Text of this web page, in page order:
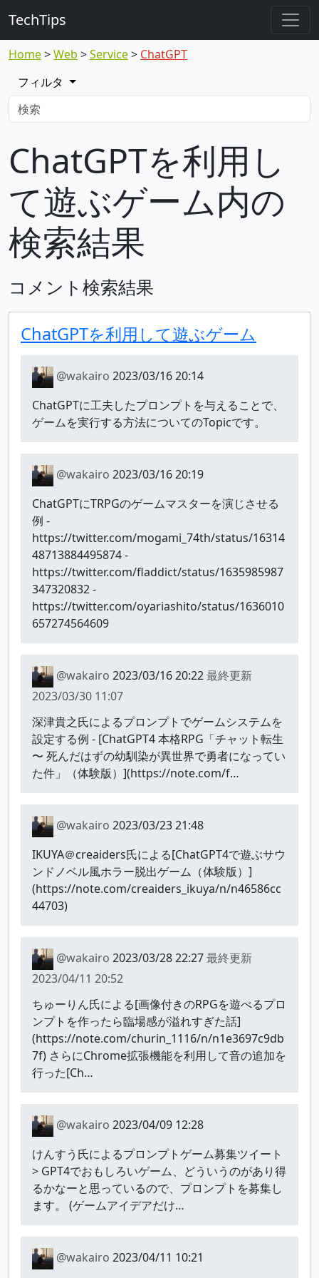
TechTips
Home Web Service
ChatGPT
フィルタ
ChatGPTを利用し
て遊ぶゲーム内の
検索結果
コメント検索結果
ChatGPTを利用して遊ぶゲーム
@wakairo 2023/03/16 20:14
ChatGPTに工夫したプロンプトを与えることで、
ゲームを実行する方法についてのTopicです。
@wakairo 2023/03/16 20:19
ChatGPTにTRPGのゲームマスターを演じさせる
例 -
https://twitter.com/mogami_74th/status/16314
48713884495874 -
https://twitter.com/fladdict/status/1635985987
347320832 -
https://twitter.com/oyariashito/status/1636010
657274564609
@wakairo 2023/03/16 20:22最終更新
2023/03/30 11:07
深津貴之氏によるプロンプトでゲームシステムを
設定する例 - [ChatGPT4 本格RPG「チャット転生
〜 死んだはずの幼馴染が異世界で勇者になってい
た件」（体験版）](https://note.com/f…
@wakairo 2023/03/23 21:48
IKUYA＠creaiders氏による[ChatGPT4で遊ぶサウ
ンドノベル風ホラー脱出ゲーム（体験版）]
(https://note.com/creaiders_ikuya/n/n46586cc
44703)
@wakairo 2023/03/28 22:27最終更新
2023/04/11 20:52
ちゅーりん氏による[画像付きのRPGを遊べるプロ
ンプトを作ったら臨場感が溢れすぎた話]
(https://note.com/churin_1116/n/n1e3697c9db
7f) さらにChrome拡張機能を利用して音の追加を
行った[Ch…
@wakairo 2023/04/09 12:28
けんすう氏によるプロンプトゲーム募集ツイート
> GPT4でおもしろいゲーム、どういうのがあり得
るかなーと思っているので、プロンプトを募集し
ます。 (ゲームアイデアだけ…
@wakairo 2023/04/11 10:21